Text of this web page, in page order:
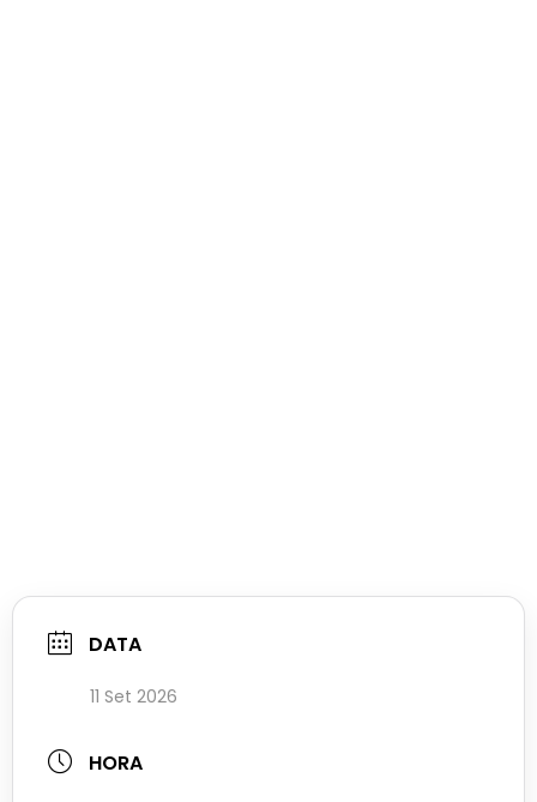
DATA
11 Set 2026
HORA